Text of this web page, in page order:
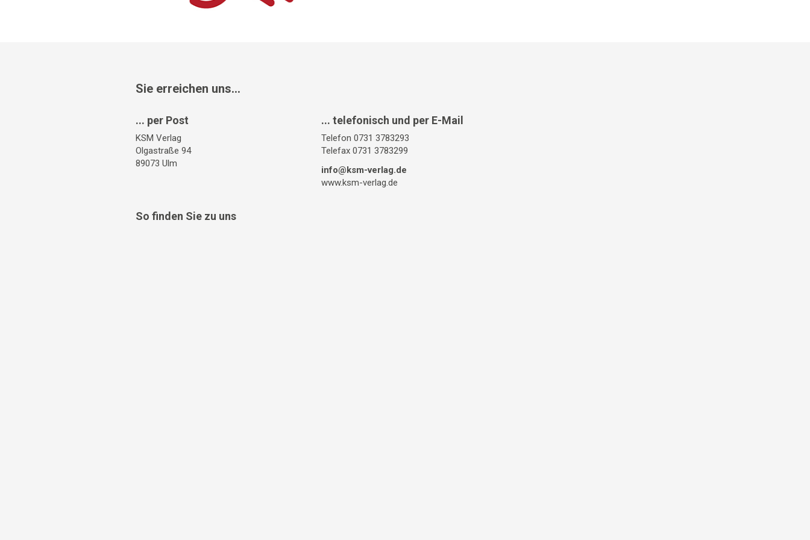
Sie erreichen uns...
... per Post
KSM Verlag
Olgastraße 94
89073 Ulm
... telefonisch und per E-Mail
Telefon 0731 3783293
Telefax 0731 3783299
info@ksm-verlag.de
www.ksm-verlag.de
So finden Sie zu uns